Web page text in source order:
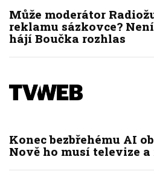
Může moderátor
reklamu sázkovce?
hájí Boučka rozhlas
Konec bezbřehému AI
Nově ho musí televize